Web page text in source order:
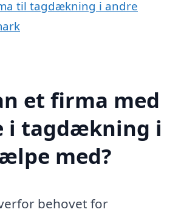
til tagdækning i andre
et firma med
i tagdækning i
med?
behovet for